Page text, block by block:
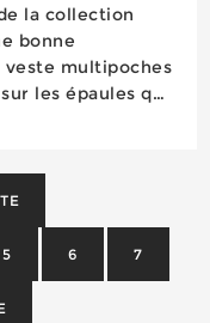
la collection
bonne
multipoches
les épaules qui
5 6 7